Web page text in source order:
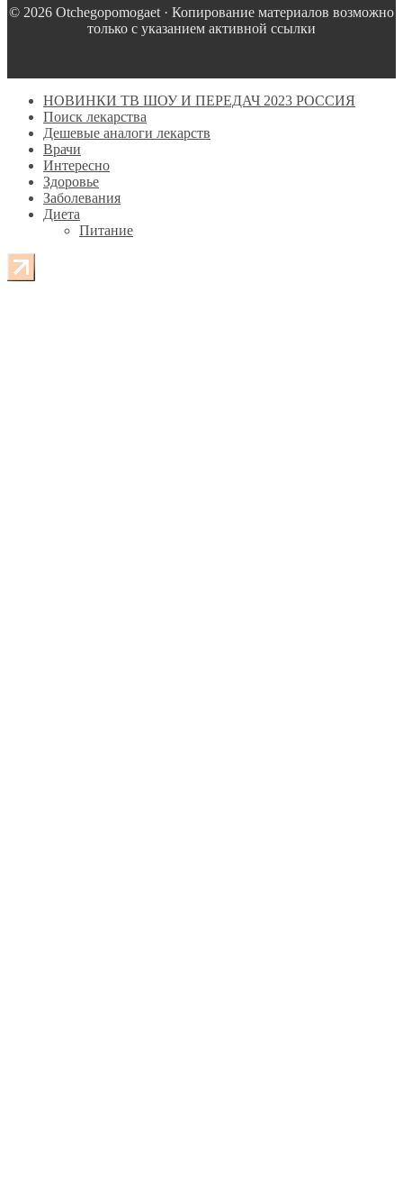
© 2026 Оtchegopomogaet · Копирование материалов возможно
только с указанием активной ссылки
НОВИНКИ ТВ ШОУ И ПЕРЕДАЧ 2023 РОССИЯ
Поиск лекарства
Дешевые аналоги лекарств
Врачи
Интересно
Здоровье
Заболевания
Диета
Питание